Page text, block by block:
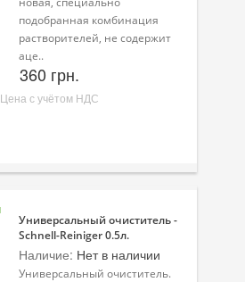
подобранная комбинация
растворителей, не содержит
аце..
360 грн.
Цена с учётом НДС
Универсальный очиститель -
Schnell-Reiniger 0.5л.
Наличие: Нет в наличии
Универсальный очиститель.